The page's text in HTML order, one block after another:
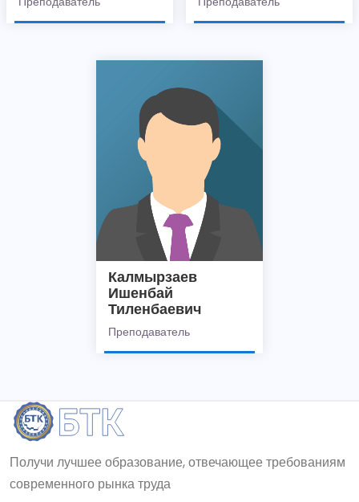
Калмырзаев
Ишенбай
Тиленбаевич
Преподаватель
Получи лучшее образование, отвечающее требованиям
современного рынка труда